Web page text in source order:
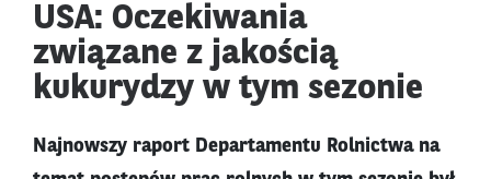
USA: Oczekiwania
związane z jakością
kukurydzy w tym sezonie
Najnowszy raport Departamentu Rolnictwa na